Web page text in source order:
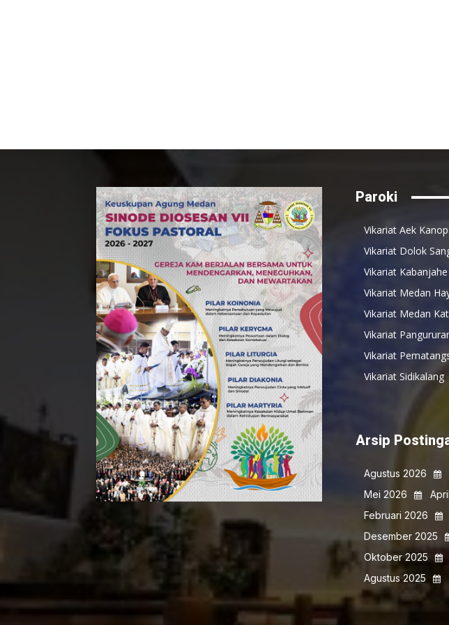
Paroki
Vikariat Aek
Vikariat Dolok
Vikariat Kabanjahe
Vikariat Medan
Vikariat Medan
Vikariat
Vikariat
Vikariat Sidikalang
Arsip
Agustus 2026
Mei 2026
Februari 2026
Desember 2025
Oktober 2025
Agustus 2025